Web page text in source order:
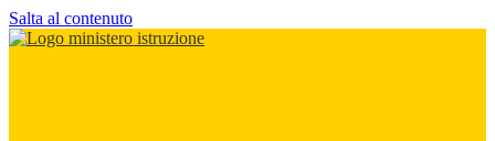
Salta al contenuto